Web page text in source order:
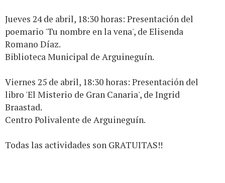
Jueves 24 de abril, 18:30 horas: Presentación del
poemario 'Tu nombre en la vena', de Elisenda
Romano Díaz.
Biblioteca Municipal de Arguineguín.
Viernes 25 de abril, 18:30 horas: Presentación del
libro 'El Misterio de Gran Canaria', de Ingrid
Braastad.
Centro Polivalente de Arguineguín.
Todas las actividades son GRATUITAS!!